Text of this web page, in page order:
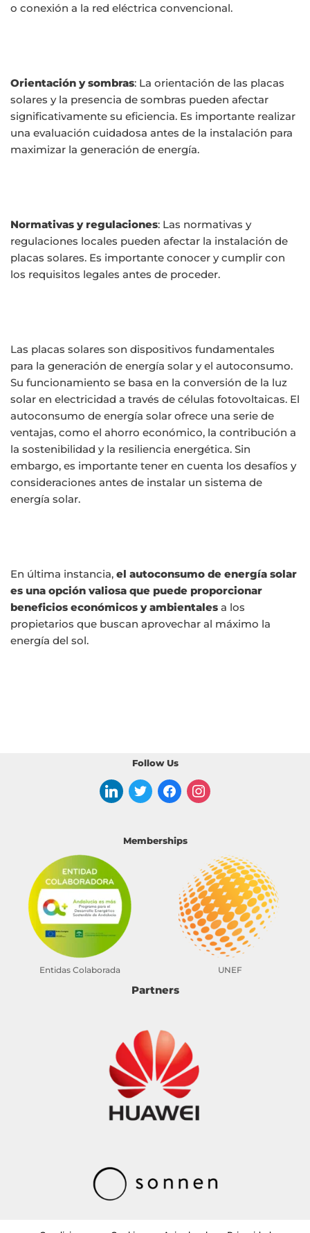
o conexión a la red eléctrica convencional.
Orientación y sombras: La orientación de las placas
solares y la presencia de sombras pueden afectar
significativamente su eficiencia. Es importante realizar
una evaluación cuidadosa antes de la instalación para
maximizar la generación de energía.
Normativas y regulaciones: Las normativas y
regulaciones locales pueden afectar la instalación de
placas solares. Es importante conocer y cumplir con
los requisitos legales antes de proceder.
Las placas solares son dispositivos fundamentales
para la generación de energía solar y el autoconsumo.
Su funcionamiento se basa en la conversión de la luz
solar en electricidad a través de células fotovoltaicas. El
autoconsumo de energía solar ofrece una serie de
ventajas, como el ahorro económico, la contribución a
la sostenibilidad y la resiliencia energética. Sin
embargo, es importante tener en cuenta los desafíos y
consideraciones antes de instalar un sistema de
energía solar.
En última instancia, el autoconsumo de energía solar
es una opción valiosa que puede proporcionar
beneficios económicos y ambientales a los
propietarios que buscan aprovechar al máximo la
energía del sol.
Follow Us
Memberships
Entidas Colaborada UNEF
Partners